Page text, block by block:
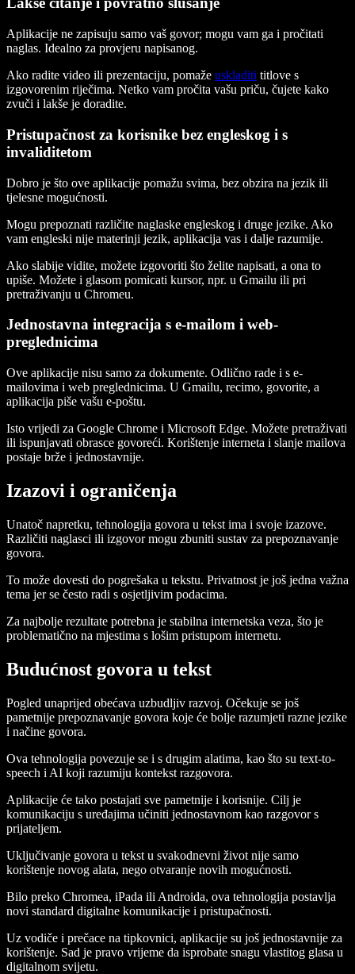
Aplikacije ne zapisuju samo vaš govor; mogu vam ga i pročitati
naglas. Idealno za provjeru napisanog.
Ako radite video ili prezentaciju, pomaže uskladiti titlove s
izgovorenim riječima. Netko vam pročita vašu priču, čujete kako
zvuči i lakše je doradite.
Pristupačnost za korisnike bez engleskog i s
invaliditetom
Dobro je što ove aplikacije pomažu svima, bez obzira na jezik ili
tjelesne mogućnosti.
Mogu prepoznati različite naglaske engleskog i druge jezike. Ako
vam engleski nije materinji jezik, aplikacija vas i dalje razumije.
Ako slabije vidite, možete izgovoriti što želite napisati, a ona to
upiše. Možete i glasom pomicati kursor, npr. u Gmailu ili pri
pretraživanju u Chromeu.
Jednostavna integracija s e-mailom i web-
preglednicima
Ove aplikacije nisu samo za dokumente. Odlično rade i s e-
mailovima i web preglednicima. U Gmailu, recimo, govorite, a
aplikacija piše vašu e-poštu.
Isto vrijedi za Google Chrome i Microsoft Edge. Možete pretraživati
ili ispunjavati obrasce govoreći. Korištenje interneta i slanje mailova
postaje brže i jednostavnije.
Izazovi i ograničenja
Unatoč napretku, tehnologija govora u tekst ima i svoje izazove.
Različiti naglasci ili izgovor mogu zbuniti sustav za prepoznavanje
govora.
To može dovesti do pogrešaka u tekstu. Privatnost je još jedna važna
tema jer se često radi s osjetljivim podacima.
Za najbolje rezultate potrebna je stabilna internetska veza, što je
problematično na mjestima s lošim pristupom internetu.
Budućnost govora u tekst
Pogled unaprijed obećava uzbudljiv razvoj. Očekuje se još
pametnije prepoznavanje govora koje će bolje razumjeti razne jezike
i načine govora.
Ova tehnologija povezuje se i s drugim alatima, kao što su text-to-
speech i AI koji razumiju kontekst razgovora.
Aplikacije će tako postajati sve pametnije i korisnije. Cilj je
komunikaciju s uređajima učiniti jednostavnom kao razgovor s
prijateljem.
Uključivanje govora u tekst u svakodnevni život nije samo
korištenje novog alata, nego otvaranje novih mogućnosti.
Bilo preko Chromea, iPada ili Androida, ova tehnologija postavlja
novi standard digitalne komunikacije i pristupačnosti.
Uz vodiče i prečace na tipkovnici, aplikacije su još jednostavnije za
korištenje. Sad je pravo vrijeme da isprobate snagu vlastitog glasa u
digitalnom svijetu.